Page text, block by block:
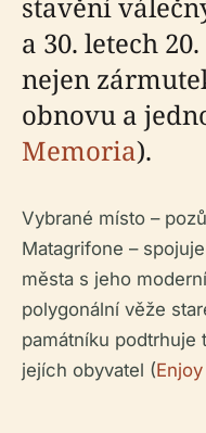
a 30. letech
nejen
obnovu a
Memoria).
Vybrané místo –
Matagrifone –
města s jeho
polygonální věže
památníku podtrhuje
jejích obyvatel (